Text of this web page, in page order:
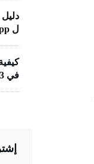
ل WhatsApp )
في 2023